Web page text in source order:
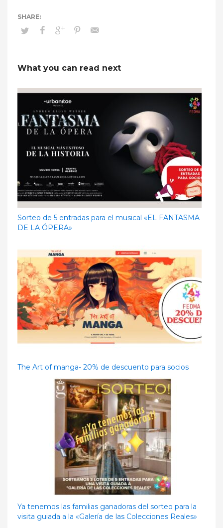
What you can read next
Sorteo de 5 entradas para el musical «EL FANTASMA
DE LA ÓPERA»
The Art of manga- 20% de descuento para socios
Ya tenemos las familias ganadoras del sorteo para la
visita guiada a la «Galería de las Colecciones Reales»